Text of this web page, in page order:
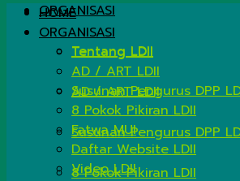
ORGANISASI
Tentang LDII
AD / ART LDII
Susunan Pengurus DPP
8 Pokok Pikiran LDII
HOME
ORGANISASI
Tentang LDII
AD / ART LDII
Susunan Pengurus DPP
8 Pokok Pikiran LDII
Fatwa MUI
Daftar Website LDII
Video LDII